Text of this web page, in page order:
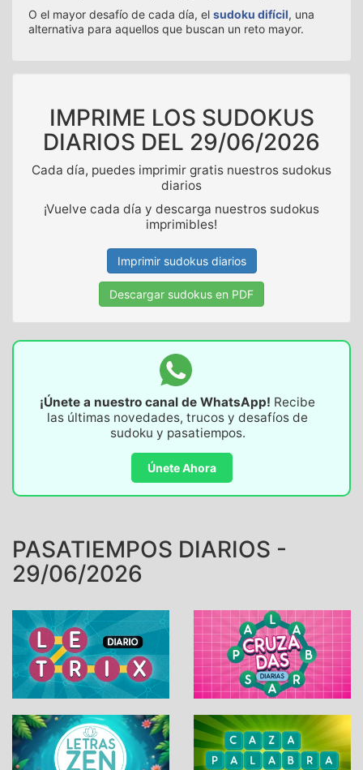
O el mayor desafío de cada día, el sudoku difícil, una
alternativa para aquellos que buscan un reto mayor.
IMPRIME LOS SUDOKUS
DIARIOS DEL 29/06/2026
Cada día, puedes imprimir gratis nuestros sudokus
diarios
¡Vuelve cada día y descarga nuestros sudokus
imprimibles!
Imprimir sudokus diarios
Descargar sudokus en PDF
¡Únete a nuestro canal de WhatsApp! Recibe
las últimas novedades, trucos y desafíos de
sudoku y pasatiempos.
Únete Ahora
PASATIEMPOS DIARIOS -
29/06/2026